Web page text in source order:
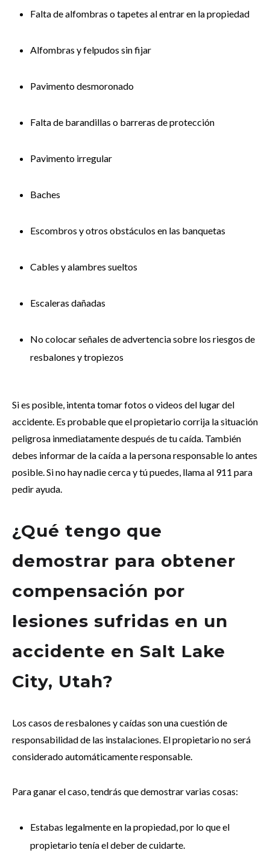
Falta de alfombras o tapetes al entrar en la propiedad
Alfombras y felpudos sin fijar
Pavimento desmoronado
Falta de barandillas o barreras de protección
Pavimento irregular
Baches
Escombros y otros obstáculos en las banquetas
Cables y alambres sueltos
Escaleras dañadas
No colocar señales de advertencia sobre los riesgos de
resbalones y tropiezos
Si es posible, intenta tomar fotos o videos del lugar del
accidente. Es probable que el propietario corrija la situación
peligrosa inmediatamente después de tu caída. También
debes informar de la caída a la persona responsable lo antes
posible. Si no hay nadie cerca y tú puedes, llama al 911 para
pedir ayuda.
¿Qué tengo que
demostrar para obtener
compensación por
lesiones sufridas en un
accidente en Salt Lake
City, Utah?
Los casos de resbalones y caídas son una cuestión de
responsabilidad de las instalaciones. El propietario no será
considerado automáticamente responsable.
Para ganar el caso, tendrás que demostrar varias cosas:
Estabas legalmente en la propiedad, por lo que el
propietario tenía el deber de cuidarte.